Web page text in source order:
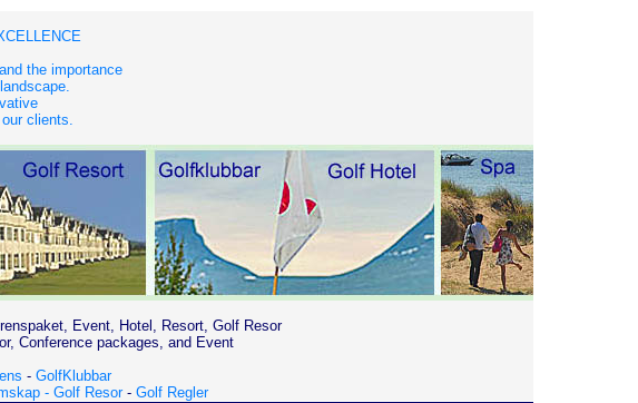
the importance
clients.
Event, Hotel, Resort, Golf Resor
Conference packages, and Event
- GolfKlubbar
- Golf Resor- Golf Regler